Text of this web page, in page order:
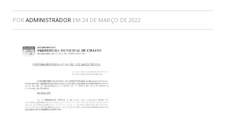
POR ADMINISTRADOR EM 24 DE MARÇO DE 2022